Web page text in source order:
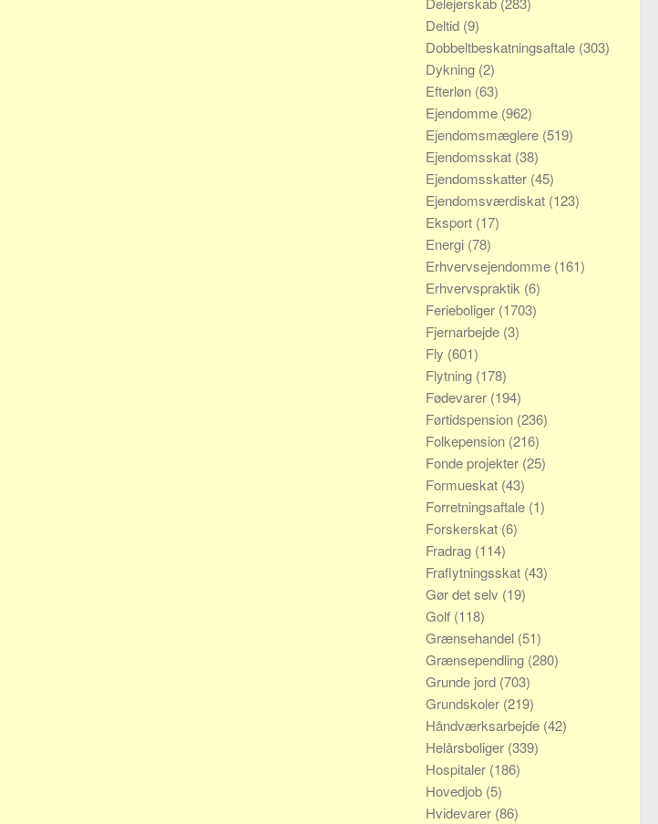
Deltid (9)
Dobbeltbeskatningsaftale (303)
Dykning (2)
Efterløn (63)
Ejendomme (962)
Ejendomsmæglere (519)
Ejendomsskat (38)
Ejendomsskatter (45)
Ejendomsværdiskat (123)
Eksport (17)
Energi (78)
Erhvervsejendomme (161)
Erhvervspraktik (6)
Ferieboliger (1703)
Fjernarbejde (3)
Fly (601)
Flytning (178)
Fødevarer (194)
Førtidspension (236)
Folkepension (216)
Fonde projekter (25)
Formueskat (43)
Forretningsaftale (1)
Forskerskat (6)
Fradrag (114)
Fraflytningsskat (43)
Gør det selv (19)
Golf (118)
Grænsehandel (51)
Grænsependling (280)
Grunde jord (703)
Grundskoler (219)
Håndværksarbejde (42)
Helårsboliger (339)
Hospitaler (186)
Hovedjob (5)
Hvidevarer (86)